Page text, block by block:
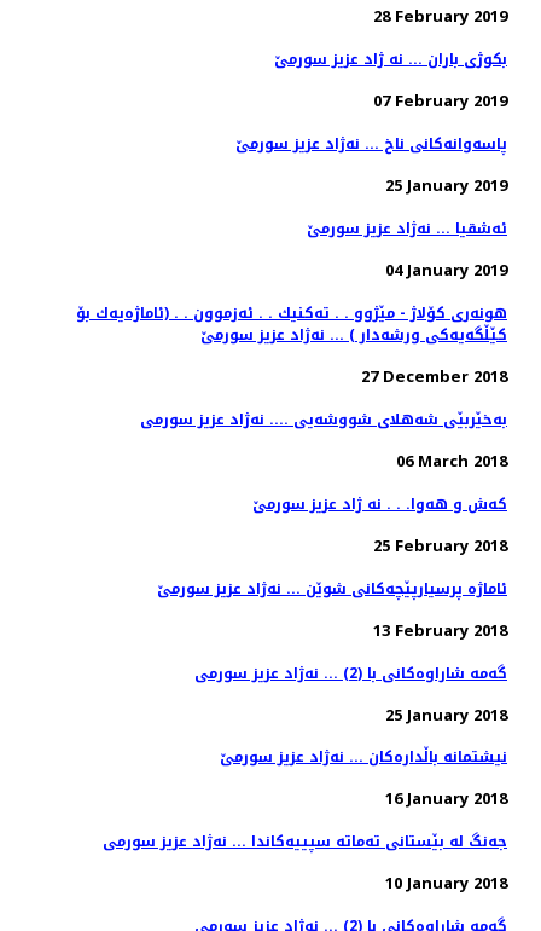
28 February 2019
بكوژی باران ... نه ژاد عزیز سورمێ
07 February 2019
25 January 2019
ئه‌شقیا ... نه‌ژاد عزیز سورمێ
04 January 2019
هونەری كۆلاژ - مێژوو . . تەكنیك . . ئەزموون . . (ئاماژەیەك بۆ
27 December 2018
به‌خێربێی شه‌هلای شووشه‌یی .... نه‌ژاد عزیز سورمی
06 March 2018
كه‌ش و هه‌وا. . . نه ژاد عزیز سورمێ
25 February 2018
13 February 2018
گه‌مه‌ شاراوه‌كانی با (2) ... نه‌ژاد عزیز سورمی
25 January 2018
نیشتمانه‌ باڵداره‌كان ... نه‌ژاد عزیز سورمێ
16 January 2018
جه‌نگ له‌ بێستانی ته‌ماته‌ سپییه‌كاندا ... نه‌ژاد عزیز سورمی
10 January 2018